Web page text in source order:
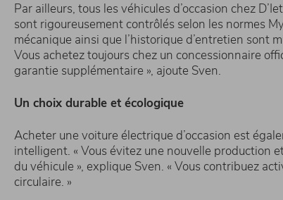
Par ailleurs, tous les véhicules d’occasion chez
sont rigoureusement contrôlés selon les normes
mécanique ainsi que l’historique d’entretien sont
Vous achetez toujours chez un concessionnaire
garantie supplémentaire », ajoute Sven.
Un choix durable et écologique
Acheter une voiture électrique d’occasion est
intelligent. « Vous évitez une nouvelle production
du véhicule », explique Sven. « Vous contribuez
circulaire. »